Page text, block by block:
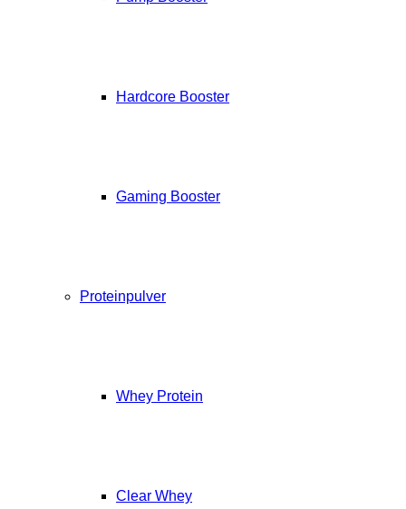
Hardcore Booster
Gaming Booster
Proteinpulver
Whey Protein
Clear Whey